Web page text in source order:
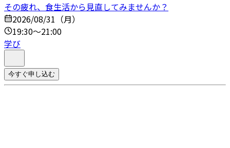
その疲れ、食生活から見直してみませんか？
2026/08/31（月）
19:30～21:00
学び
今すぐ申し込む